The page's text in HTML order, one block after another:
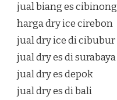
jual biang es cibinong
harga dry ice cirebon
jual dry ice di cibubur
jual dry es di surabaya
jual dry es depok
jual dry es di bali